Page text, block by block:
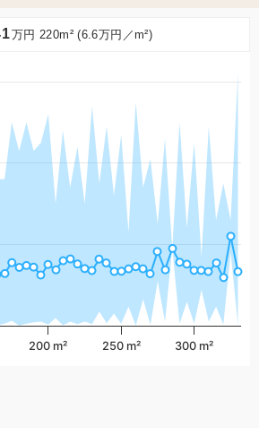
万円 220m² (6.6万円／m²)
200 m² 250 m² 300 m²